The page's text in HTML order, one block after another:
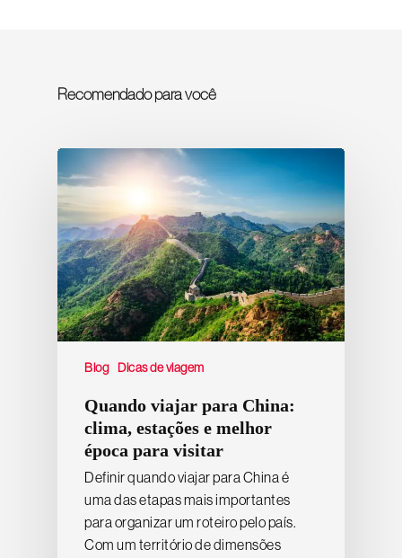
Recomendado para você
Blog Dicas de viagem
Quando viajar para China:
clima, estações e melhor
época para visitar
Definir quando viajar para China é
uma das etapas mais importantes
para organizar um roteiro pelo país.
Com um território de dimensões